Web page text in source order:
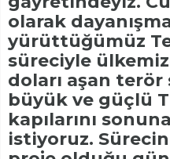
olarak
yürüttüğümüz
süreciyle
doları aşan
büyük ve güçlü
kapılarını
istiyoruz. Sürecin